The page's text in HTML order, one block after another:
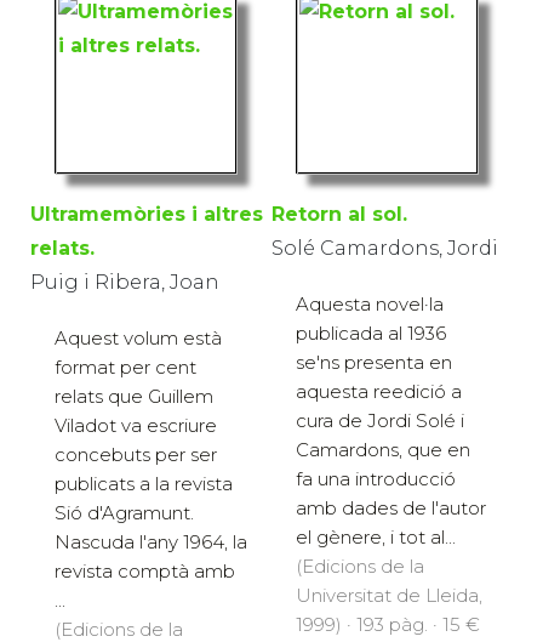
Ultramemòries i altres
relats.
Puig i Ribera, Joan
Aquest volum està
format per cent
relats que Guillem
Viladot va escriure
concebuts per ser
publicats a la revista
Sió d'Agramunt.
Nascuda l'any 1964, la
revista comptà amb
...
(Edicions de la
Retorn al sol.
Solé Camardons, Jordi
Aquesta novel·la
publicada al 1936
se'ns presenta en
aquesta reedició a
cura de Jordi Solé i
Camardons, que en
fa una introducció
amb dades de l'autor
el gènere, i tot al...
(Edicions de la
Universitat de Lleida,
1999) · 193 pàg. · 15 €